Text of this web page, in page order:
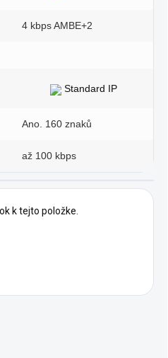
4 kbps AMBE+2
Standard IP
Ano. 160 znaků
až 100 kbps
k tejto položke.